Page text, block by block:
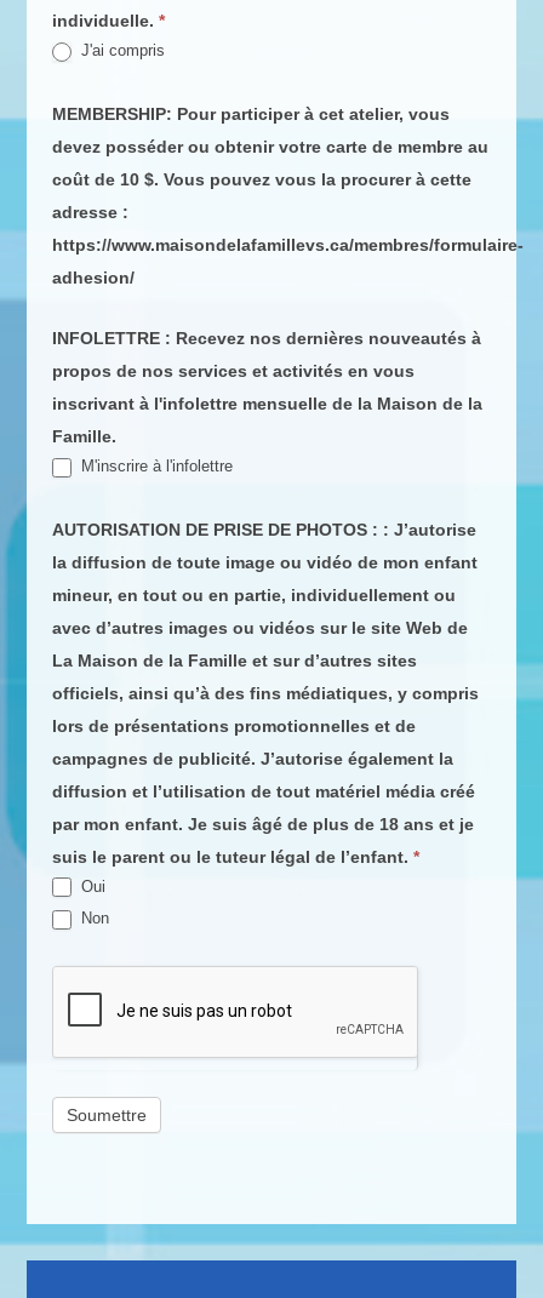
individuelle. *
J'ai compris
MEMBERSHIP: Pour participer à cet atelier, vous
devez posséder ou obtenir votre carte de membre au
coût de 10 $. Vous pouvez vous la procurer à cette
adresse :
https://www.maisondelafamillevs.ca/membres/formulaire-
adhesion/
INFOLETTRE : Recevez nos dernières nouveautés à
propos de nos services et activités en vous
inscrivant à l'infolettre mensuelle de la Maison de la
Famille.
M'inscrire à l'infolettre
AUTORISATION DE PRISE DE PHOTOS : : J’autorise
la diffusion de toute image ou vidéo de mon enfant
mineur, en tout ou en partie, individuellement ou
avec d’autres images ou vidéos sur le site Web de
La Maison de la Famille et sur d’autres sites
officiels, ainsi qu’à des fins médiatiques, y compris
lors de présentations promotionnelles et de
campagnes de publicité. J’autorise également la
diffusion et l’utilisation de tout matériel média créé
par mon enfant. Je suis âgé de plus de 18 ans et je
suis le parent ou le tuteur légal de l’enfant. *
Oui
Non
Soumettre